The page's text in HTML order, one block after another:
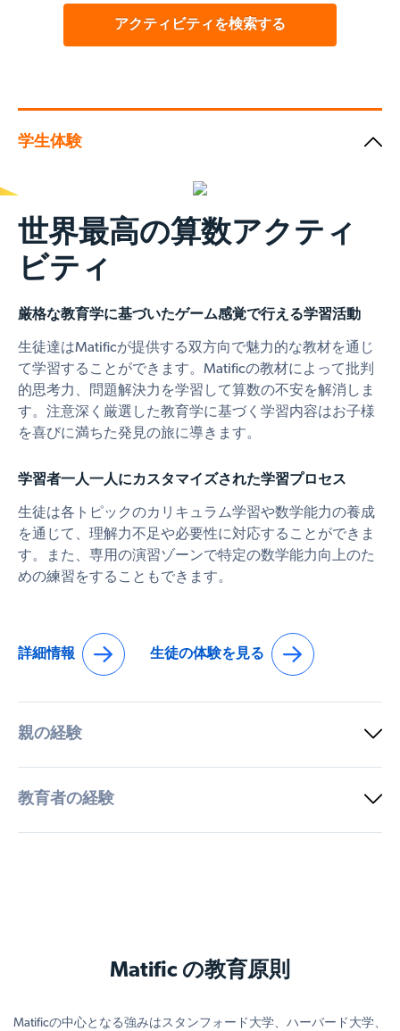
アクティビティを検索する
学生体験
世界最高の算数アクティ
ビティ
厳格な教育学に基づいたゲーム感覚で行える学習活動
生徒達はMatificが提供する双方向で魅力的な教材を通じ
て学習することができます。Matificの教材によって批判
的思考力、問題解決力を学習して算数の不安を解消しま
す。注意深く厳選した教育学に基づく学習内容はお子様
を喜びに満ちた発見の旅に導きます。
学習者一人一人にカスタマイズされた学習プロセス
生徒は各トピックのカリキュラム学習や数学能力の養成
を通じて、理解力不足や必要性に対応することができま
す。また、専用の演習ゾーンで特定の数学能力向上のた
めの練習をすることもできます。
詳細情報 生徒の体験を見る
親の経験
教育者の経験
Matific の教育原則
Matificの中心となる強みはスタンフォード大学、ハーバード大学、